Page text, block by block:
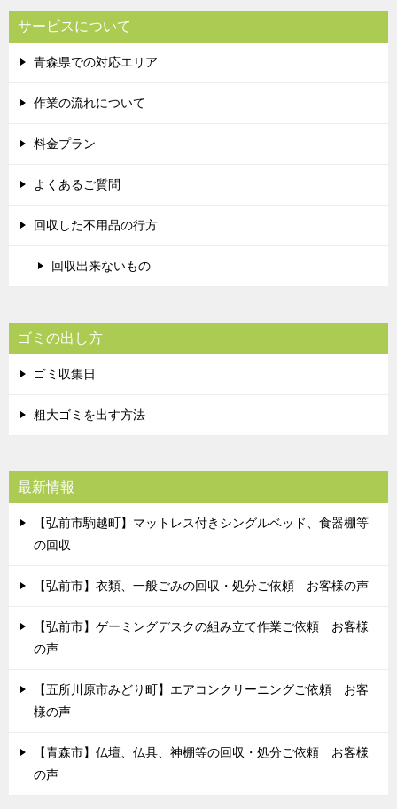
サービスについて
青森県での対応エリア
作業の流れについて
料金プラン
よくあるご質問
回収した不用品の行方
回収出来ないもの
ゴミの出し方
ゴミ収集日
粗大ゴミを出す方法
最新情報
【弘前市駒越町】マットレス付きシングルベッド、食器棚等
の回収
【弘前市】衣類、一般ごみの回収・処分ご依頼 お客様の声
【弘前市】ゲーミングデスクの組み立て作業ご依頼 お客様
の声
【五所川原市みどり町】エアコンクリーニングご依頼 お客
様の声
【青森市】仏壇、仏具、神棚等の回収・処分ご依頼 お客様
の声